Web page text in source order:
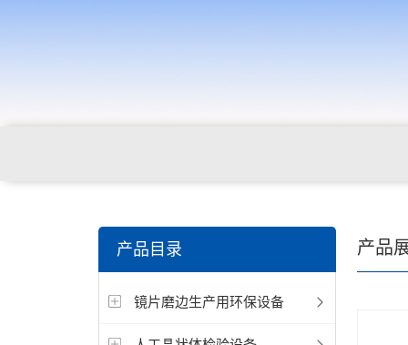
仪，角膜接触镜厚度测量仪，角膜接触镜折光仪，角
测试仪，人工晶状体疲劳试验仪等
产品目录
镜片磨边生产用环保设备
产品